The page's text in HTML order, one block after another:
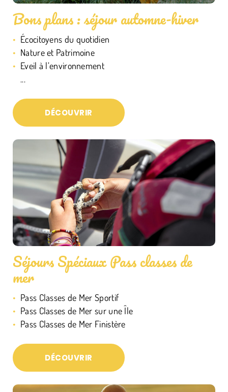
Bons plans : séjour automne-hiver
Écocitoyens du quotidien
Nature et Patrimoine
Eveil à l’environnement
...
DÉCOUVRIR
Séjours Spéciaux Pass classes de
mer
Pass Classes de Mer Sportif
Pass Classes de Mer sur une Île
Pass Classes de Mer Finistère
DÉCOUVRIR